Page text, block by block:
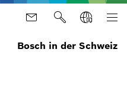
Bosch in der Schweiz